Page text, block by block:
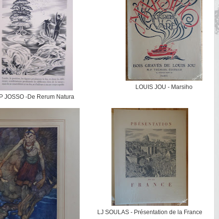
LOUIS JOU - Marsiho
JOSSO -De Rerum Natura
LJ SOULAS - Présentation de la France